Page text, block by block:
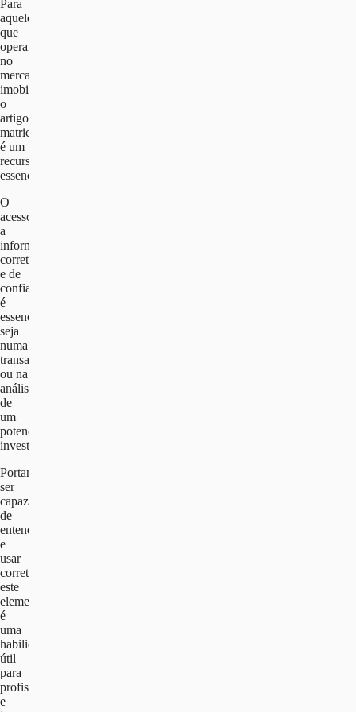
Para
aqueles
que
operam
no
mercado
imobiliário,
o
artigo
matricial
é um
recurso
essencial.
O
acesso
a
informações
corretas
e de
confiança
é
essencial,
seja
numa
transação
ou na
análise
de
um
potencial
investimento.
Portanto,
ser
capaz
de
entender
e
usar
corretamente
este
elemento
é
uma
habilidade
útil
para
profissionais
e